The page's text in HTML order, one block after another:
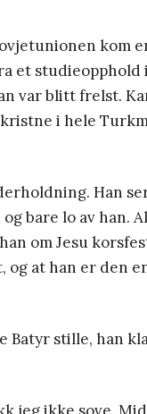
kom
et studieopphold
var blitt frelst.
i hele
Han
bare lo av han.
om Jesu
og at han er den
Batyr stille, han